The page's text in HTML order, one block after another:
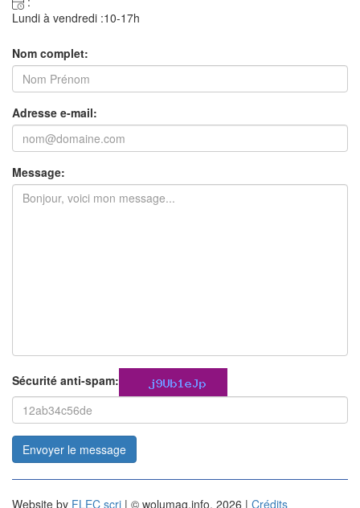
Lundi à vendredi :10-17h
Nom complet:
Adresse e-mail:
Message:
Sécurité anti-spam:
Envoyer le message
Website by FLEC scri | © wolumag.info, 2026 | Crédits